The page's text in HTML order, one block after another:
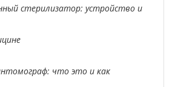
стерилизатор: устройство и
что это и как